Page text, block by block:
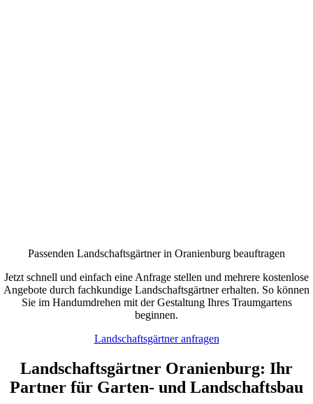
Passenden Landschaftsgärtner in Oranienburg beauftragen
Jetzt schnell und einfach eine Anfrage stellen und mehrere kostenlose
Angebote durch fachkundige Landschaftsgärtner erhalten. So können
Sie im Handumdrehen mit der Gestaltung Ihres Traumgartens
beginnen.
Landschaftsgärtner anfragen
Landschaftsgärtner Oranienburg: Ihr
Partner für Garten- und Landschaftsbau